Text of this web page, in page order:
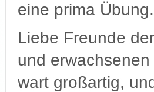
eine prima Übung.
Liebe Freunde
und
wart großartig,